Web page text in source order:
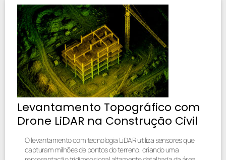
Levantamento Topográfico com
Drone LiDAR na Construção Civil
O levantamento com tecnologia LiDAR utiliza sensores que
capturam milhões de pontos do terreno, criando uma